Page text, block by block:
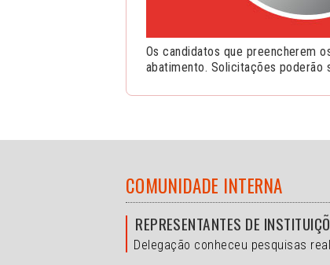
Os candidatos que preencherem
abatimento. Solicitações poderão
COMUNIDADE INTERNA
REPRESENTANTES DE
Delegação conheceu pesquisas